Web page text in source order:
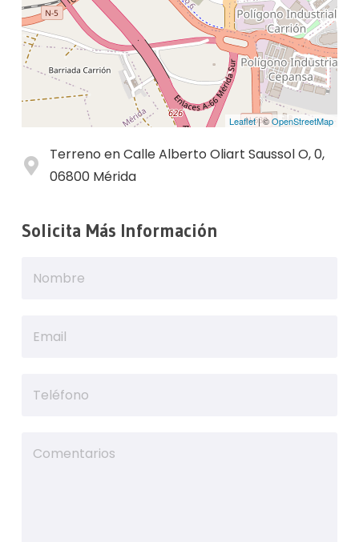
Leaflet| ©OpenStreetMap
Terreno en Calle Alberto Oliart Saussol O, 0,
06800 Mérida
Solicita Más Información